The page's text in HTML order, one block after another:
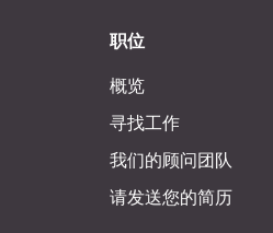
职位
概览
寻找工作
我们的顾问团队
请发送您的简历